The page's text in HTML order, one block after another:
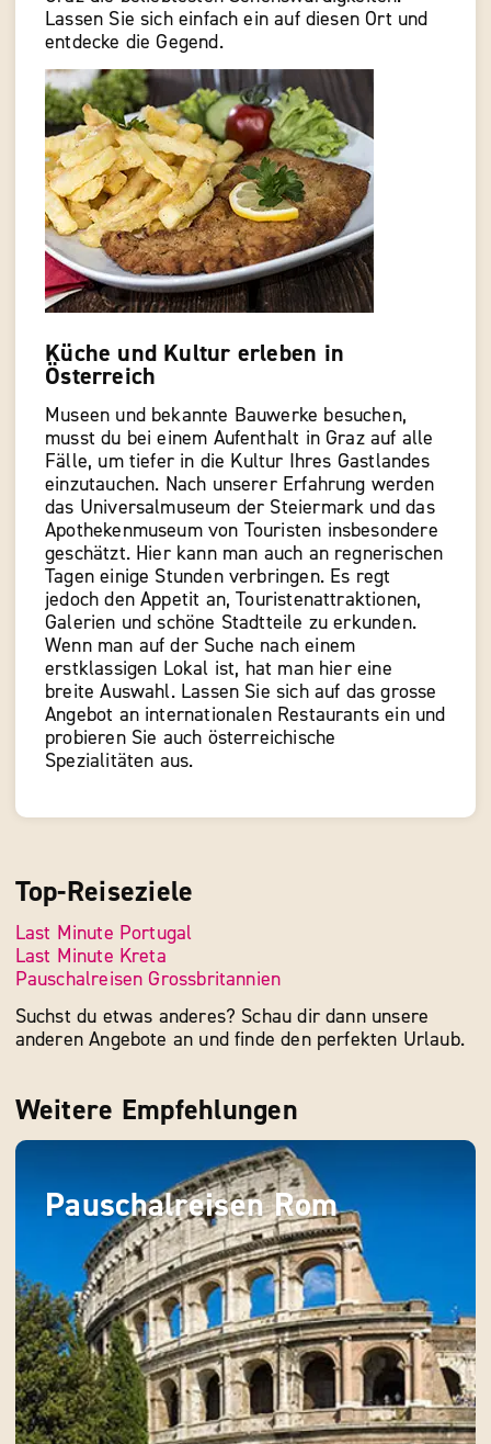
Lassen Sie sich einfach ein auf diesen Ort und
entdecke die Gegend.
Küche und Kultur erleben in
Österreich
Museen und bekannte Bauwerke besuchen,
musst du bei einem Aufenthalt in Graz auf alle
Fälle, um tiefer in die Kultur Ihres Gastlandes
einzutauchen. Nach unserer Erfahrung werden
das Universalmuseum der Steiermark und das
Apothekenmuseum von Touristen insbesondere
geschätzt. Hier kann man auch an regnerischen
Tagen einige Stunden verbringen. Es regt
jedoch den Appetit an, Touristenattraktionen,
Galerien und schöne Stadtteile zu erkunden.
Wenn man auf der Suche nach einem
erstklassigen Lokal ist, hat man hier eine
breite Auswahl. Lassen Sie sich auf das grosse
Angebot an internationalen Restaurants ein und
probieren Sie auch österreichische
Spezialitäten aus.
Top-Reiseziele
Last Minute Portugal
Last Minute Kreta
Pauschalreisen Grossbritannien
Suchst du etwas anderes? Schau dir dann unsere
anderen Angebote an und finde den perfekten Urlaub.
Weitere Empfehlungen
Pauschalreisen Rom